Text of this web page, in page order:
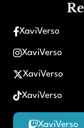
XaviVerso
XaviVerso
XaviVerso
XaviVerso
XaviVerso